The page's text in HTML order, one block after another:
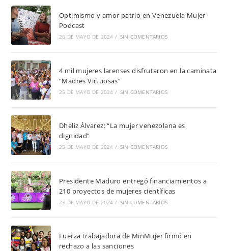
Optimismo y amor patrio en Venezuela Mujer
Podcast
26 DE MAYO DE 2024 / SIN COMENTARIOS
4 mil mujeres larenses disfrutaron en la caminata
“Madres Virtuosas”
25 DE MAYO DE 2024 / SIN COMENTARIOS
Dheliz Álvarez: “La mujer venezolana es
dignidad”
25 DE MAYO DE 2024 / SIN COMENTARIOS
Presidente Maduro entregó financiamientos a
210 proyectos de mujeres científicas
23 DE MAYO DE 2024 / SIN COMENTARIOS
Fuerza trabajadora de MinMujer firmó en
rechazo a las sanciones